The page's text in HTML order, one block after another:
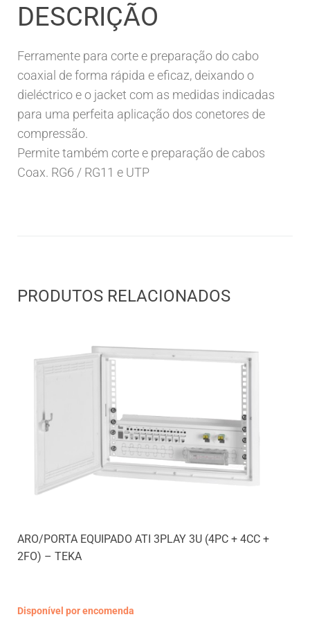
DESCRIÇÃO
Ferramente para corte e preparação do cabo
coaxial de forma rápida e eficaz, deixando o
dieléctrico e o jacket com as medidas indicadas
para uma perfeita aplicação dos conetores de
compressão.
Permite também corte e preparação de cabos
Coax. RG6 / RG11 e UTP
PRODUTOS RELACIONADOS
ARO/PORTA EQUIPADO ATI 3PLAY 3U (4PC + 4CC +
2FO) – TEKA
Disponível por encomenda